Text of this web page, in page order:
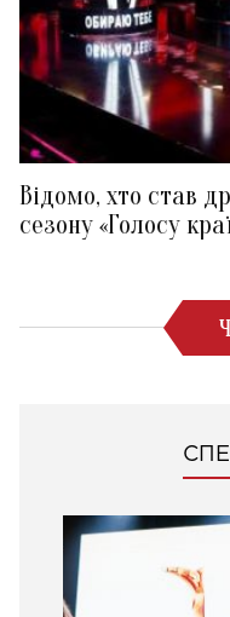
Відомо, хто став
сезону «Голосу